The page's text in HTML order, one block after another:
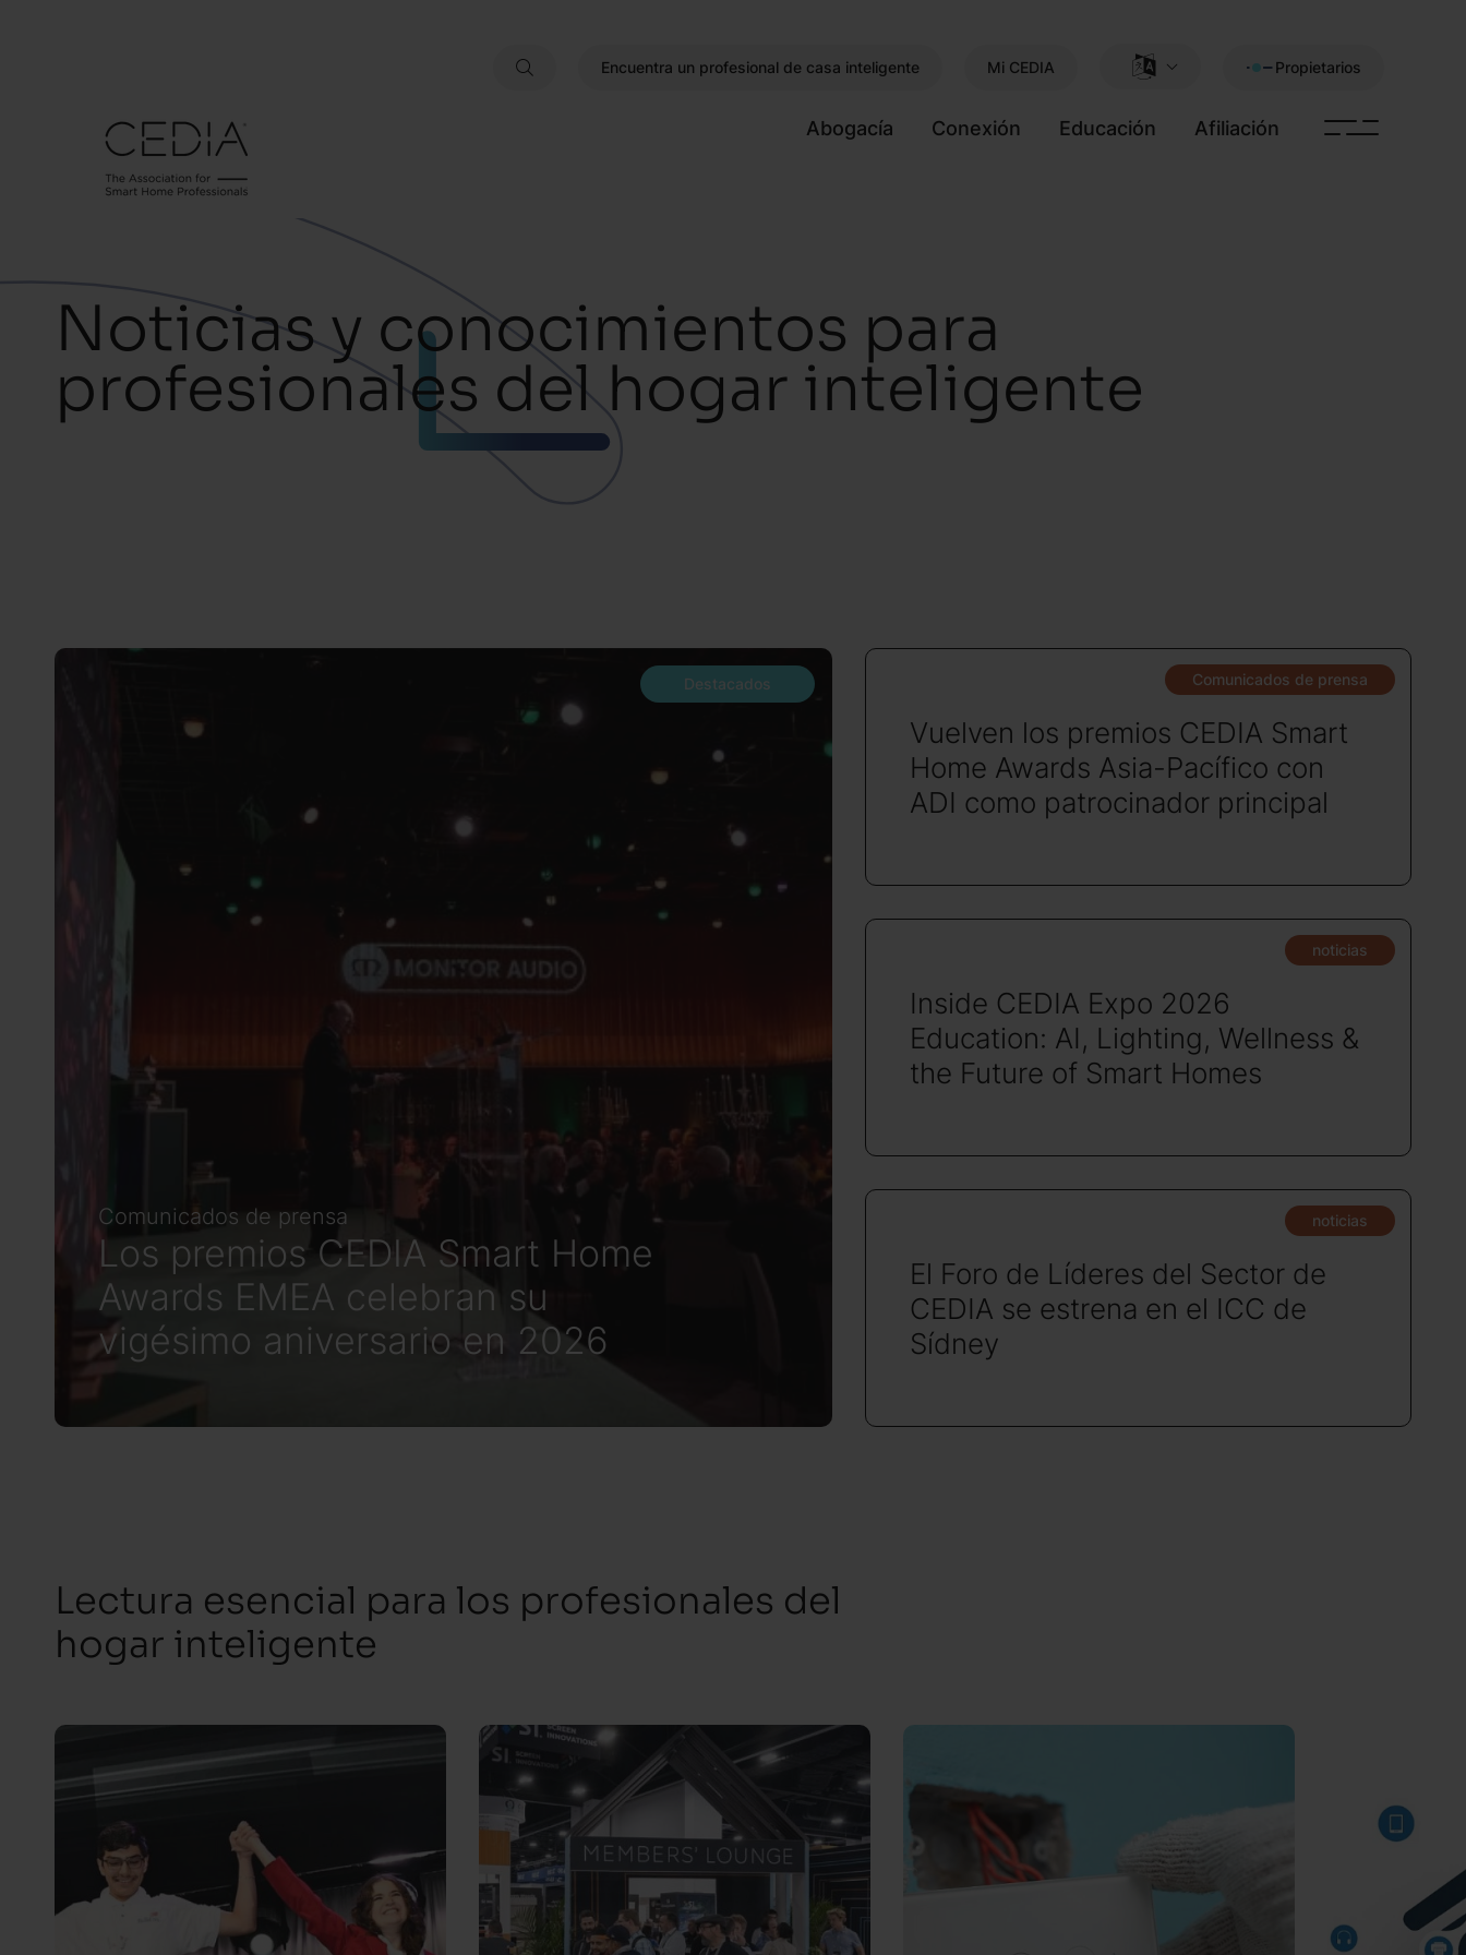
Encuentra un profesional de casa inteligente Mi CEDIA Propietarios
Abogacía Conexión Educación Afiliación
Noticias y conocimientos para
profesionales del hogar inteligente
Destacados
Comunicados de prensa
Los premios CEDIA Smart Home
Awards EMEA celebran su
vigésimo aniversario en 2026
Comunicados de prensa
Vuelven los premios CEDIA Smart
Home Awards Asia-Pacífico con
ADI como patrocinador principal
noticias
Inside CEDIA Expo 2026
Education: AI, Lighting, Wellness &
the Future of Smart Homes
noticias
El Foro de Líderes del Sector de
CEDIA se estrena en el ICC de
Sídney
Lectura esencial para los profesionales del
hogar inteligente